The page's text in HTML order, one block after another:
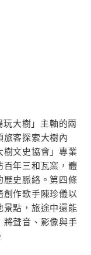
大樹」主軸的兩
旅客探索大樹內
樹文史協會」專業
百年三和瓦窯，體
歷史脈絡。第四條
創作歌手陳珍儀以
景點，旅途中還能
將聲音、影像與手